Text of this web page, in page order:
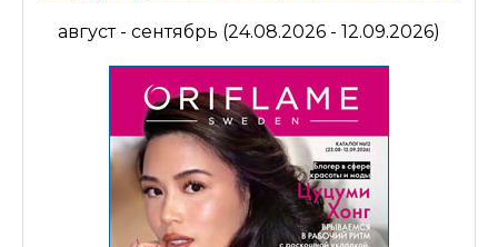
август - сентябрь (24.08.2026 - 12.09.2026)